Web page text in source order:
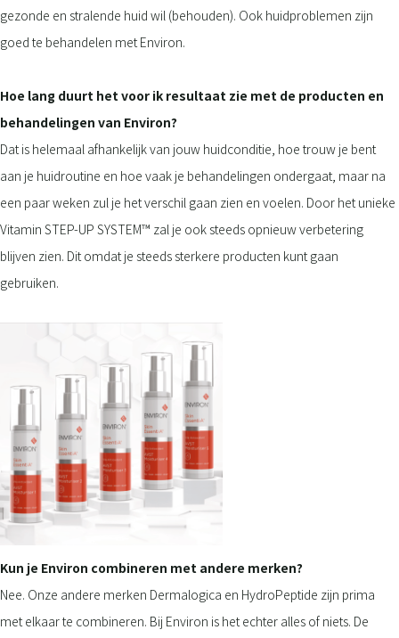
gezonde en stralende huid wil (behouden). Ook huidproblemen zijn
goed te behandelen met Environ.
Hoe lang duurt het voor ik resultaat zie met de producten en
behandelingen van Environ?
Dat is helemaal afhankelijk van jouw huidconditie, hoe trouw je bent
aan je huidroutine en hoe vaak je behandelingen ondergaat, maar na
een paar weken zul je het verschil gaan zien en voelen. Door het unieke
Vitamin STEP-UP SYSTEM™ zal je ook steeds opnieuw verbetering
blijven zien. Dit omdat je steeds sterkere producten kunt gaan
gebruiken.
Kun je Environ combineren met andere merken?
Nee. Onze andere merken Dermalogica en HydroPeptide zijn prima
met elkaar te combineren. Bij Environ is het echter alles of niets. De